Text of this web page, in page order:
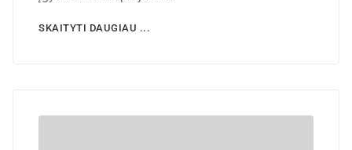
SKAITYTI DAUGIAU ...